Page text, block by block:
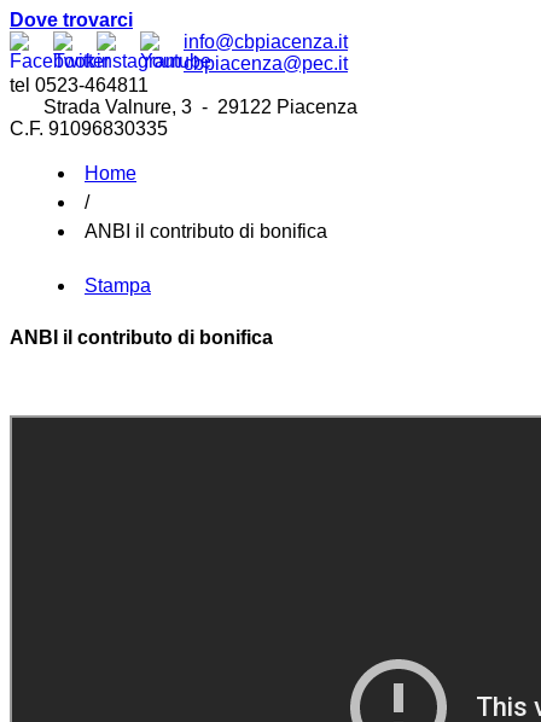
Dove trovarci
info@cbpiacenza.it
cbpiacenza@pec.it
tel 0523-464811
Strada Valnure, 3 - 29122 Piacenza
C.F. 91096830335
Home
/
ANBI il contributo di bonifica
Stampa
ANBI il contributo di bonifica